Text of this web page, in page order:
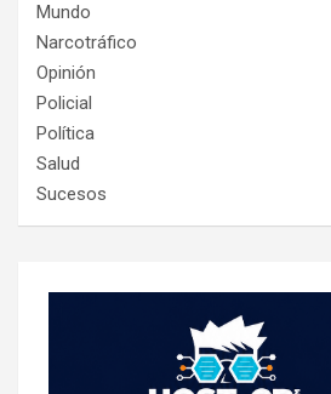
Mundo
Narcotráfico
Opinión
Policial
Política
Salud
Sucesos